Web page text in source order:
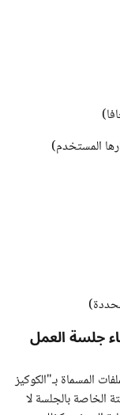
المستخدم)
المسماة بـ"الكوكيز
الخاصة بالجلسة لا